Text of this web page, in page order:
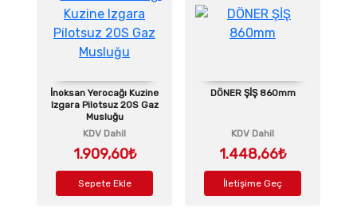
İnoksan Yerocağı Kuzine
Izgara Pilotsuz 20S Gaz
Musluğu
KDV Dahil
1.909,60₺
Sepete Ekle
DÖNER ŞİŞ 860mm
KDV Dahil
1.448,66₺
İletişime Geç